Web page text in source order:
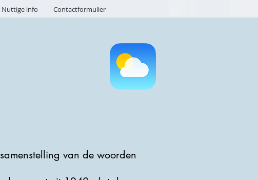
Nuttige info Contactformulier
van de woorden